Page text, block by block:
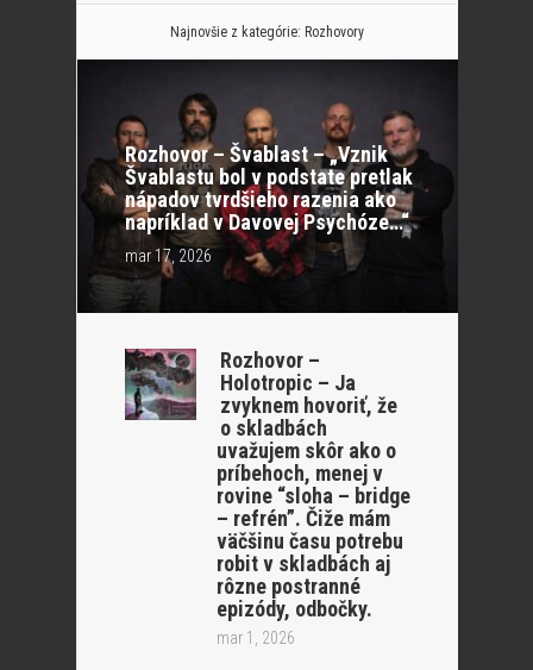
Najnovšie z kategórie: Rozhovory
Rozhovor – Švablast – „Vznik
Švablastu bol v podstate pretlak
nápadov tvrdšieho razenia ako
napríklad v Davovej Psychóze…“
mar 17, 2026
Rozhovor –
Holotropic – Ja
zvyknem hovoriť, že
o skladbách
uvažujem skôr ako o
príbehoch, menej v
rovine “sloha – bridge
– refrén”. Čiže mám
väčšinu času potrebu
robit v skladbách aj
rôzne postranné
epizódy, odbočky.
mar 1, 2026